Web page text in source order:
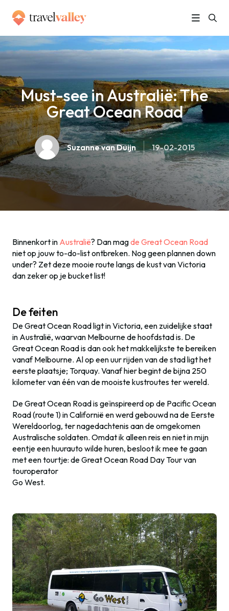
Home » Must-see in Australië: The Great Ocean Road
Must-see in Australië: The
Great Ocean Road
Suzanne van Duijn 19-02-2015
Binnenkort in Australië? Dan magde Great Ocean Road
niet op jouw to-do-list ontbreken. Nog geen plannen down
under? Zet deze mooie route langs de kust van Victoria
dan zeker op je bucket list!
De feiten
De Great Ocean Road ligt in Victoria, een zuidelijke staat
in Australië, waarvan Melbourne de hoofdstad is. De
Great Ocean Road is dan ook het makkelijkste te bereiken
vanaf Melbourne. Al op een uur rijden van de stad ligt het
eerste plaatsje; Torquay. Vanaf hier begint de bijna 250
kilometer van één van de mooiste kustroutes ter wereld.
De Great Ocean Road is geïnspireerd op de Pacific Ocean
Road (route 1) in Californië en werd gebouwd na de Eerste
Wereldoorlog, ter nagedachtenis aan de omgekomen
Australische soldaten. Omdat ik alleen reis en niet in mijn
eentje een huurauto wilde huren, besloot ik mee te gaan
met een tourtje: de Great Ocean Road Day Tour van
touroperator
Go West.